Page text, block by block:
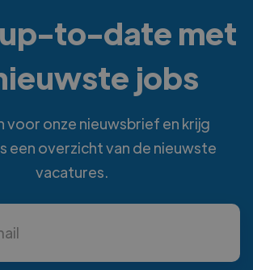
to-date met
jobs
voor onze nieuwsbrief en krijg
een overzicht van de nieuwste
vacatures.